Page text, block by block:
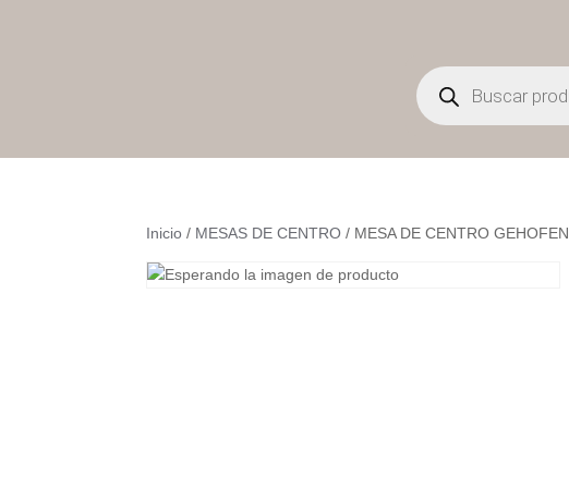
Búsqueda
de
productos
Inicio / MESAS DE CENTRO / MESA DE CENTRO GEHOFEN